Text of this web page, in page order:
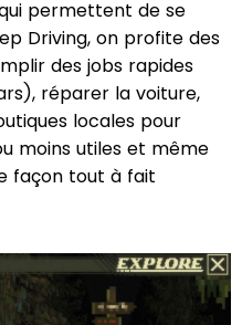
permettent de se
Driving, on profite des
des jobs rapides
réparer la voiture,
locales pour
moins utiles et même
façon tout à fait